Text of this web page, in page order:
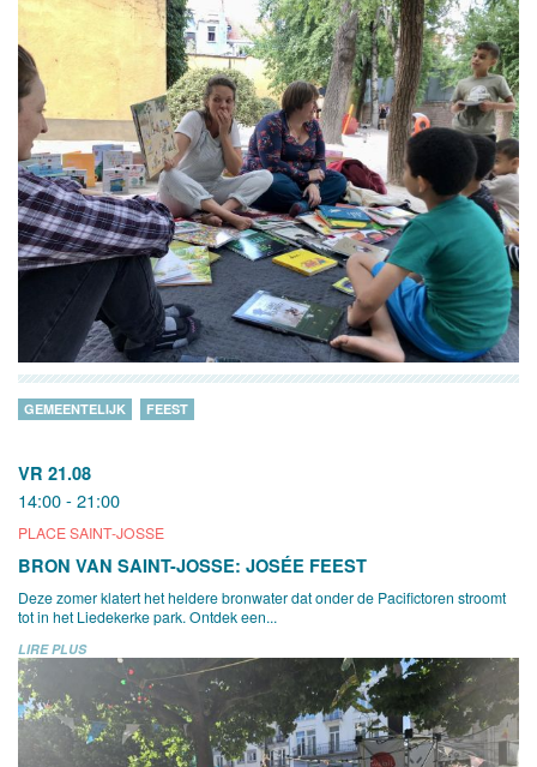
VR 21.08
14:00 - 21:00
PLACE SAINT-JOSSE
GEMEENTELIJK FEEST
BRON VAN SAINT-JOSSE: JOSÉE FEEST
Deze zomer klatert het heldere bronwater dat onder de Pacifictoren stroomt
tot in het Liedekerke park. Ontdek een...
LIRE PLUS